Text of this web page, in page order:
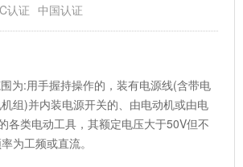
认证 中国认证
:用手握持操作的，装有电源线(含带电
组)并内装电源开关的、由电动机或由电
各类电动工具，其额定电压大于50V但不
为工频或直流。